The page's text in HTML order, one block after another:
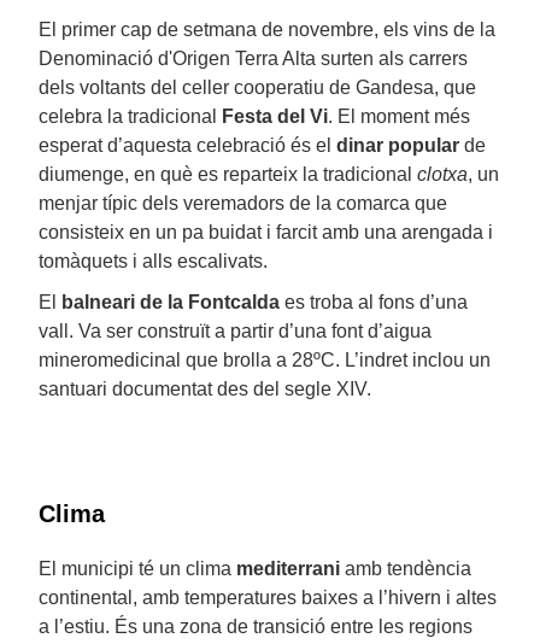
El primer cap de setmana de novembre, els vins de la
Denominació d'Origen Terra Alta surten als carrers
dels voltants del celler cooperatiu de Gandesa, que
celebra la tradicional
Festa del Vi. El moment més
esperat d’aquesta celebració és el dinar popular de
diumenge, en què es reparteix la tradicional clotxa, un
menjar típic dels veremadors de la comarca que
consisteix en un pa buidat i farcit amb una arengada i
tomàquets i alls escalivats.
El
balneari de la Fontcalda es troba al fons d’una
vall. Va ser construït a partir d’una font d’aigua
mineromedicinal que brolla a 28ºC. L’indret inclou un
santuari documentat des del segle XIV.
Clima
El municipi té un clima mediterrani amb tendència
continental, amb temperatures baixes a l’hivern i altes
a l’estiu. És una zona de transició entre les regions